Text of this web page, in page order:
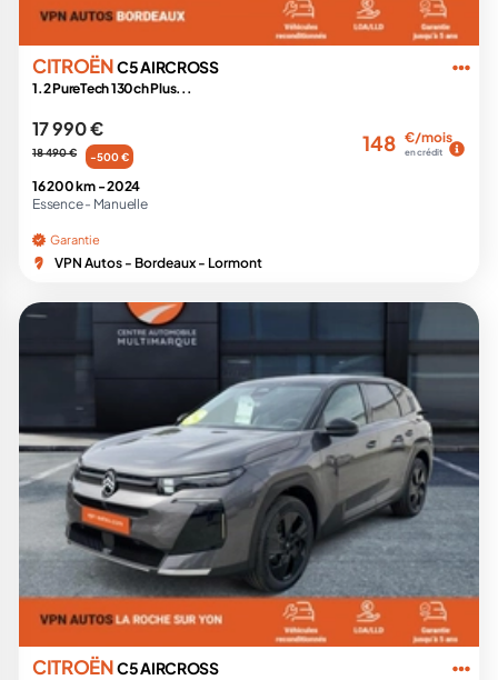
CITROËNC5 AIRCROSS
1.2 PureTech 130ch Plus...
17 990 €
18 490 € -500 €
148 €/mois
en crédit
16 200 km -2024
Essence - Manuelle
Garantie
VPN Autos - Bordeaux - Lormont
CITROËNC5 AIRCROSS